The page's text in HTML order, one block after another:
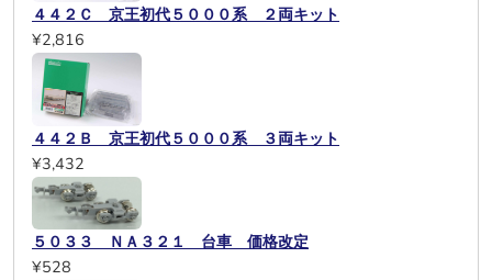
４４２Ｃ 京王初代５０００系 ２両キット
¥2,816
４４２Ｂ 京王初代５０００系 ３両キット
¥3,432
５０３３ ＮＡ３２１ 台車 価格改定
¥528